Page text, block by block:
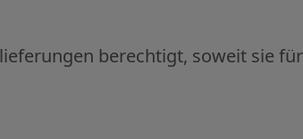
berechtigt, soweit sie